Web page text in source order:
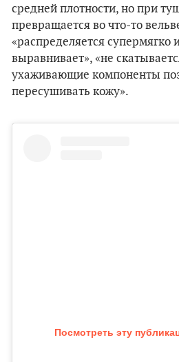
средней плотности, но при
превращается во что-то
«распределяется супермягко
выравнивает», «не
ухаживающие компоненты
пересушивать кожу».
Посмотреть эту